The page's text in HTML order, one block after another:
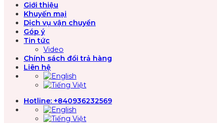
Giới thiệu
Khuyến mại
Dịch vụ vận chuyển
Góp ý
Tin tức
Video
Chính sách đổi trả hàng
Liên hệ
Hotline: +840936232569